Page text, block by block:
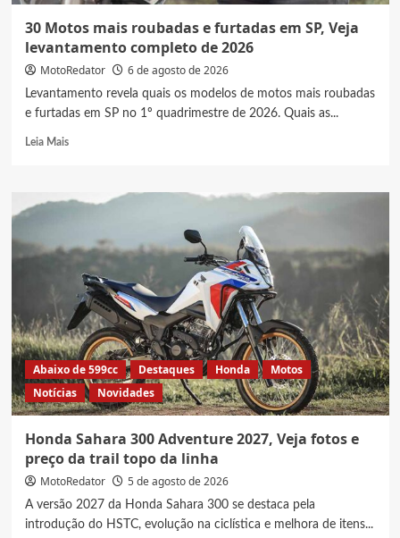
30 Motos mais roubadas e furtadas em SP, Veja
levantamento completo de 2026
MotoRedator 6 de agosto de 2026
Levantamento revela quais os modelos de motos mais roubadas
e furtadas em SP no 1º quadrimestre de 2026. Quais as...
Leia MaisRead
Motos
roubadas
furtadas
em
SP,
Veja
levantamento
completo
de
2026
Abaixo de 599cc Destaques Honda
Motos
Notícias
Novidades
Honda Sahara 300 Adventure 2027, Veja fotos e
preço da trail topo da linha
MotoRedator 5 de agosto de 2026
A versão 2027 da Honda Sahara 300 se destaca pela
introdução do HSTC, evolução na ciclística e melhora de itens...